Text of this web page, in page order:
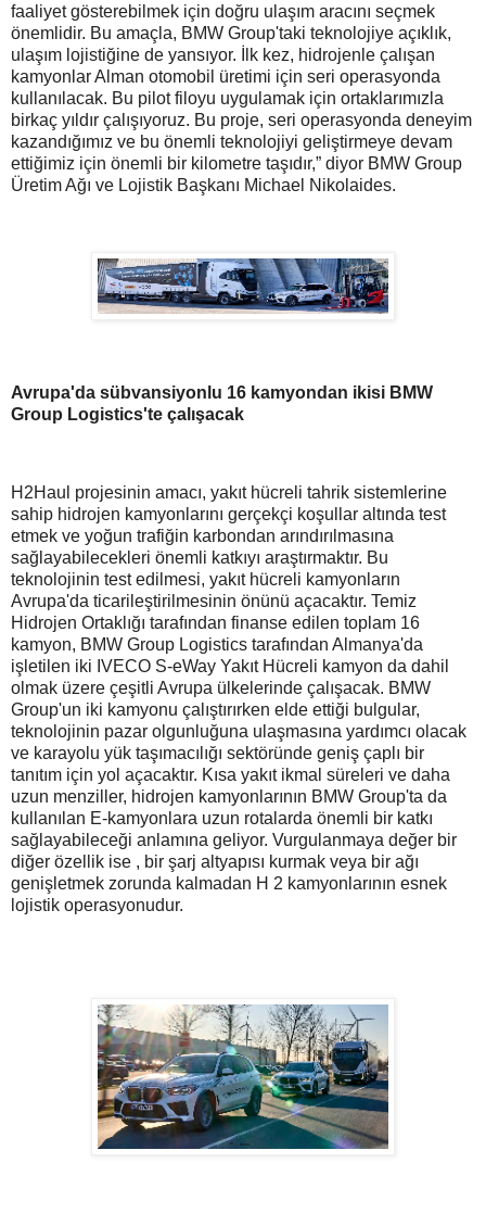
faaliyet gösterebilmek için doğru ulaşım aracını seçmek
önemlidir. Bu amaçla, BMW Group'taki teknolojiye açıklık,
ulaşım lojistiğine de yansıyor. İlk kez, hidrojenle çalışan
kamyonlar Alman otomobil üretimi için seri operasyonda
kullanılacak. Bu pilot filoyu uygulamak için ortaklarımızla
birkaç yıldır çalışıyoruz. Bu proje, seri operasyonda deneyim
kazandığımız ve bu önemli teknolojiyi geliştirmeye devam
ettiğimiz için önemli bir kilometre taşıdır,” diyor BMW Group
Üretim Ağı ve Lojistik Başkanı Michael Nikolaides.
Avrupa'da sübvansiyonlu 16 kamyondan ikisi BMW
Group Logistics'te çalışacak
H2Haul projesinin amacı, yakıt hücreli tahrik sistemlerine
sahip hidrojen kamyonlarını gerçekçi koşullar altında test
etmek ve yoğun trafiğin karbondan arındırılmasına
sağlayabilecekleri önemli katkıyı araştırmaktır. Bu
teknolojinin test edilmesi, yakıt hücreli kamyonların
Avrupa'da ticarileştirilmesinin önünü açacaktır. Temiz
Hidrojen Ortaklığı tarafından finanse edilen toplam 16
kamyon, BMW Group Logistics tarafından Almanya'da
işletilen iki IVECO S-eWay Yakıt Hücreli kamyon da dahil
olmak üzere çeşitli Avrupa ülkelerinde çalışacak. BMW
Group'un iki kamyonu çalıştırırken elde ettiği bulgular,
teknolojinin pazar olgunluğuna ulaşmasına yardımcı olacak
ve karayolu yük taşımacılığı sektöründe geniş çaplı bir
tanıtım için yol açacaktır. Kısa yakıt ikmal süreleri ve daha
uzun menziller, hidrojen kamyonlarının BMW Group'ta da
kullanılan E-kamyonlara uzun rotalarda önemli bir katkı
sağlayabileceği anlamına geliyor. Vurgulanmaya değer bir
diğer özellik ise , bir şarj altyapısı kurmak veya bir ağı
genişletmek zorunda kalmadan H 2 kamyonlarının esnek
lojistik operasyonudur.